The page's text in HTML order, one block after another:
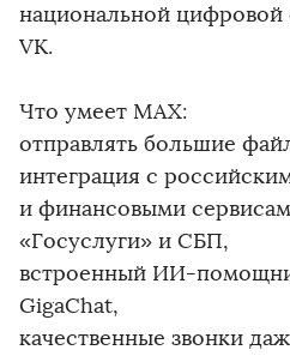
национальной
VK.
Что умеет MAX:
отправлять большие
интеграция с
и финансовыми
«Госуслуги» и СБП,
встроенный ИИ-
GigaChat,
качественные звонки